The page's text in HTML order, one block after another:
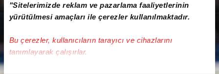
"Sitelerimizde reklam ve pazarlama faaliyetlerinin
yürütülmesi amaçları ile çerezler kullanılmaktadır.
Bu çerezler, kullanıcıların tarayıcı ve cihazlarını
tanımlayarak çalışırlar.